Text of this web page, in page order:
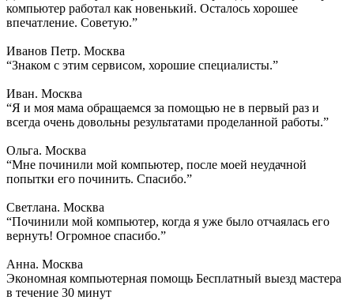
компьютер работал как новенький. Осталось хорошее
впечатление. Советую.”
Иванов Петр. Москва
“Знаком с этим сервисом, хорошие специалисты.”
Иван. Москва
“Я и моя мама обращаемся за помощью не в первый раз и
всегда очень довольны результатами проделанной работы.”
Ольга. Москва
“Мне починили мой компьютер, после моей неудачной
попытки его починить. Спасибо.”
Светлана. Москва
“Починили мой компьютер, когда я уже было отчаялась его
вернуть! Огромное спасибо.”
Анна. Москва
Экономная компьютерная помощь Бесплатный выезд мастера
в течение 30 минут